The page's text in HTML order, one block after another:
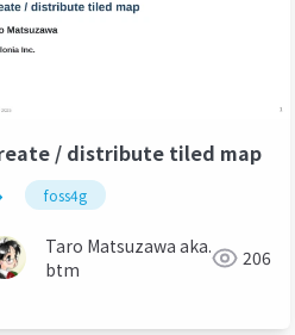
/ distribute tiled map
foss4g
Taro Matsuzawa aka.
btm
206